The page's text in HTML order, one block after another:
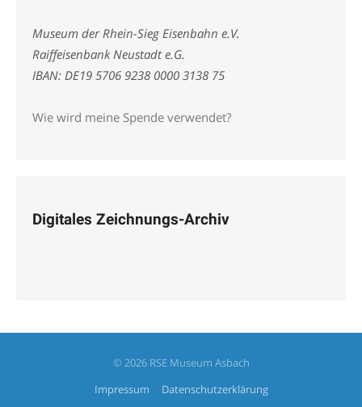
Museum der Rhein-Sieg Eisenbahn e.V.
Raiffeisenbank Neustadt e.G.
IBAN: DE19 5706 9238 0000 3138 75
Wie wird meine Spende verwendet?
Digitales Zeichnungs-Archiv
© 2026 RSE Museum Asbach
Impressum
Datenschutzerklärung